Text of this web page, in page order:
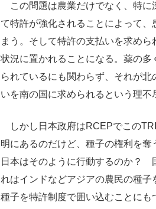
この問題は農業だけでなく、特に
て特許が強化されることによって
まう。そして特許の支払いを求め
状況に置かれることになる。薬の
られているにも関わらず、それが
いを南の国に求められるという理不
しかし日本政府はRCEPでこの
明にあるのだけど、種子の権利を
日本はそのように行動するのか？
れはインドなどアジアの農民の種子
種子を特許制度で囲い込むことにも